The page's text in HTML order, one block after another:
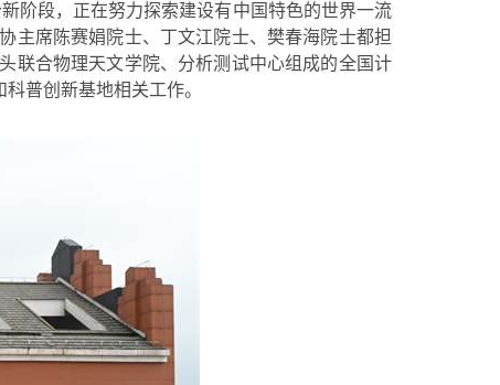
阶段，正在努力探索建设有中国特色的世界一流
主席陈赛娟院士、丁文江院士、樊春海院士都担
联合物理天文学院、分析测试中心组成的全国计
普创新基地相关工作。